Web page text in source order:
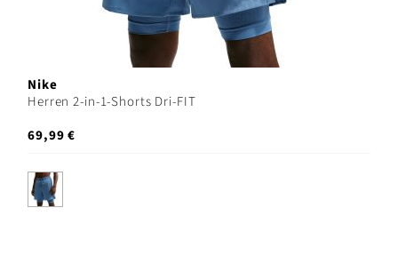
Nike
Herren 2-in-1-Shorts Dri-FIT
69,99 €